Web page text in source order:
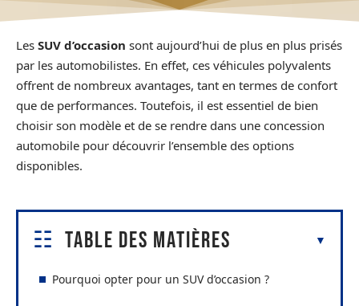
Les SUV d’occasion sont aujourd’hui de plus en plus prisés
par les automobilistes. En effet, ces véhicules polyvalents
offrent de nombreux avantages, tant en termes de confort
que de performances. Toutefois, il est essentiel de bien
choisir son modèle et de se rendre dans une concession
automobile pour découvrir l’ensemble des options
disponibles.
Table des matières
Pourquoi opter pour un SUV d’occasion ?